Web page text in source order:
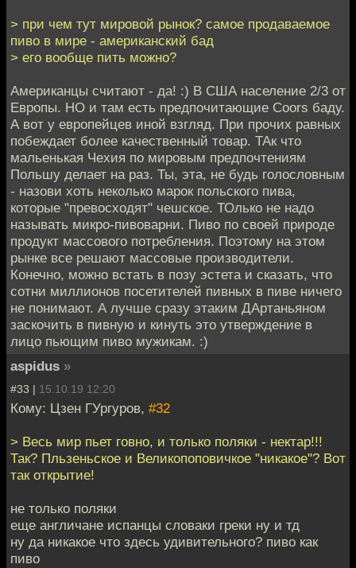
> при чем тут мировой рынок? самое продаваемое
пиво в мире - американский бад
> его вообще пить можно?
Американцы считают - да! :) В США население 2/3 от
Европы. НО и там есть предпочитающие Coors баду.
А вот у европейцев иной взгляд. При прочих равных
побеждает более качественный товар. ТАк что
мальенькая Чехия по мировым предпочтениям
Польшу делает на раз. Ты, эта, не будь голословным
- назови хоть неколько марок польского пива,
которые "превосходят" чешское. ТОлько не надо
называть микро-пивоварни. Пиво по своей природе
продукт массового потребления. Поэтому на этом
рынке все решают массовые производители.
Конечно, можно встать в позу эстета и сказать, что
сотни миллионов посетителей пивных в пиве ничего
не понимают. А лучше сразу этаким ДАртаньяном
заскочить в пивную и кинуть это утверждение в
лицо пьющим пиво мужикам. :)
aspidus »
#33 | 15.10.19 12:20
Кому: Цзен ГУргуров, #32
> Весь мир пьет говно, и только поляки - нектар!!!
Так? Пльзеньское и Великопоповичкое "никакое"? Вот
так открытие!
не только поляки
еще англичане испанцы словаки греки ну и тд
ну да никакое что здесь удивительного? пиво как
пиво